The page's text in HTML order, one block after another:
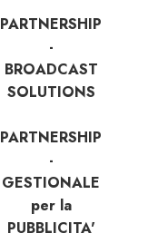
PARTNERSHIP
-
BROADCAST
SOLUTIONS
PARTNERSHIP
-
GESTIONALE
per la
PUBBLICITA'